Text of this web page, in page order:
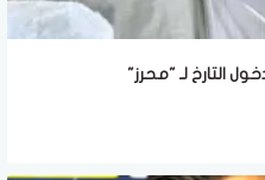
التارخ لـ "محرز"